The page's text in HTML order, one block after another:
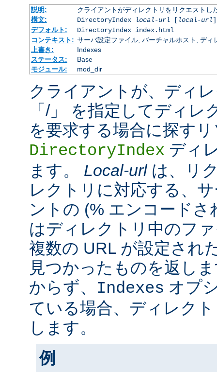
説明:
クライアントがディレクトリをリクエストし
構文:
DirectoryIndex local-url [ local-url
デフォルト:
DirectoryIndex index.html
コンテキスト: サーバ設定ファイル, バーチャルホスト, ディ
上書き:
Indexes
ステータス:
Base
モジュール:
mod_dir
クライアントが、ディ
「/」 を指定してディ
を要求する場合に探す
DirectoryIndex ディ
ます。 Local-urlは、リ
レクトリに対応する、
ントの (% エンコードさ
はディレクトリ中のフ
複数の URL が設定され
見つかったものを返し
からず、 Indexes オプ
ている場合、ディレク
します。
例